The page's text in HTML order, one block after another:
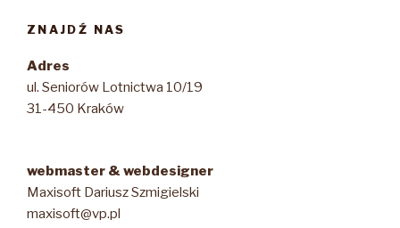
ZNAJDŹ NAS
Adres
ul. Seniorów Lotnictwa 10/19
31-450 Kraków
webmaster & webdesigner
Maxisoft Dariusz Szmigielski
maxisoft@vp.pl